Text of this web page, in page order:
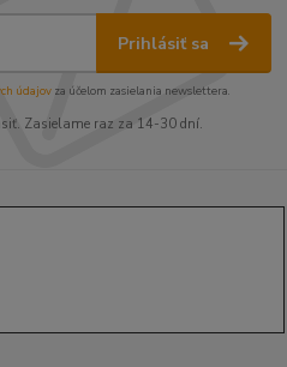
Prihlásiť sa
údajov za účelom zasielania newslettera.
Zasielame raz za 14-30 dní.